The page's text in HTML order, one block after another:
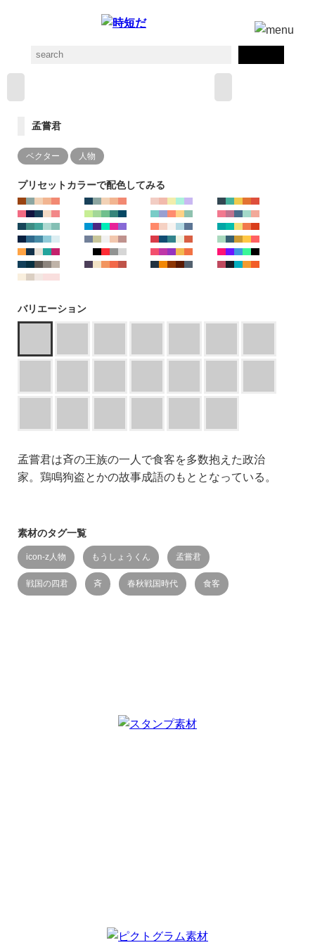
孟嘗君
ベクター 人物
プリセットカラーで配色してみる
バリエーション
孟嘗君は斉の王族の一人で食客を多数抱えた政治
家。鶏鳴狗盗とかの故事成語のもととなっている。
素材のタグ一覧
icon-z人物 もうしょうくん 孟嘗君
戦国の四君 斉 春秋戦国時代 食客